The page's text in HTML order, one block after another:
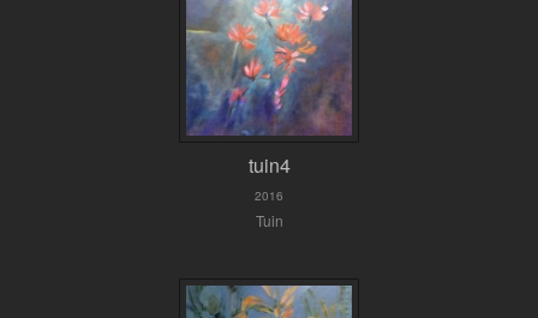
tuin4
2016
Tuin